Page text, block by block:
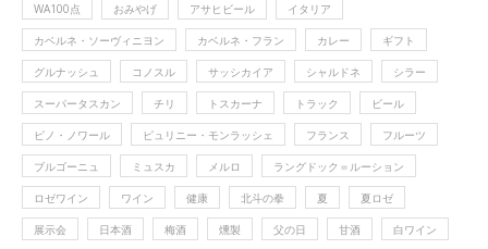
WA100点 おみやげ アサヒビール イタリア
カベルネ・ソーヴィニヨン カベルネ・フラン カレー ギフト
グルナッシュ コノスル サッシカイア シャルドネ シラー
スーパータスカン チリ トスカーナ トラック ビール
ピノ・ノワール ピュリニー・モンラッシェ フランス フルーツ
ブルゴーニュ ミュスカ メルロ ラングドック＝ルーション
ロゼワイン ワイン 健康 北斗の拳 夏 夏ロゼ
展示会 日本酒 梅酒 燻製 父の日 甘酒 白ワイン